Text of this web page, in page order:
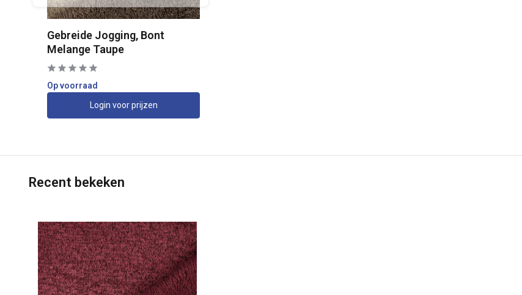
Gebreide Jogging, Bont
Melange Taupe
Op voorraad
Login voor prijzen
Recent bekeken